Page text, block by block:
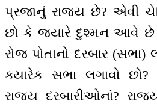
પ્રજાનું રાજ્ય છે? એવી
છો કે જ્યારે દુશ્મન આવે છે
રોજ પોતાનો દરબાર (સભા)
ક્યારેક સભા લગાવો
રાજ્ય દરબારીઓનાં?